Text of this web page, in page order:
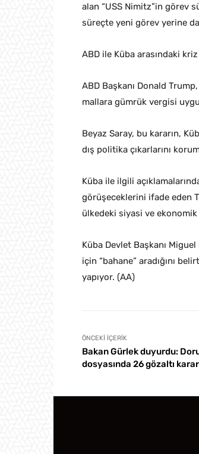
alan “USS Nimitz”in görev
süreçte yeni görev yerine
ABD ile Küba arasındaki kriz
ABD Başkanı Donald
mallara gümrük vergisi
Beyaz Saray, bu kararın,
dış politika çıkarlarını
Küba ile ilgili
görüşeceklerini ifade eden
ülkedeki siyasi ve
Küba Devlet Başkanı
için “bahane” aradığını
yapıyor. (AA)
ÖNCEKI İÇERIK
Bakan Gürlek duyurdu:
dosyasında 26 gözaltı